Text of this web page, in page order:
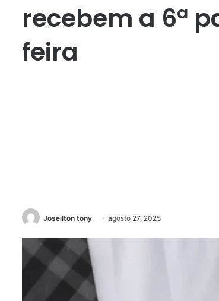
recebem a 6ª
feira
Joseilton tony agosto 27, 2025